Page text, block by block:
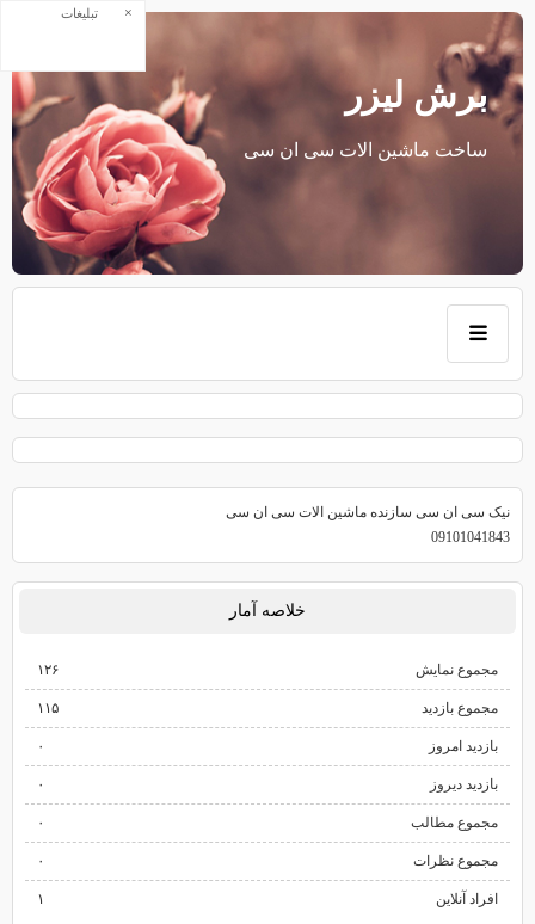
برش لیزر
ساخت ماشین الات سی ان سی
نیک سی ان سی سازنده ماشین الات سی ان سی
09101041843
خلاصه آمار
مجموع نمایش‌ ۱۲۶
مجموع بازدید ۱۱۵
بازدید امروز ۰
بازدید دیروز ۰
مجموع مطالب ۰
مجموع نظرات ۰
افراد آنلاین ۱
تبلیغات ×